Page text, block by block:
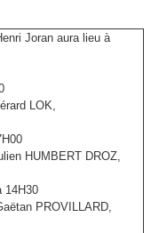
Joran aura lieu à
LOK,
HUMBERT DROZ,
14H30
PROVILLARD,